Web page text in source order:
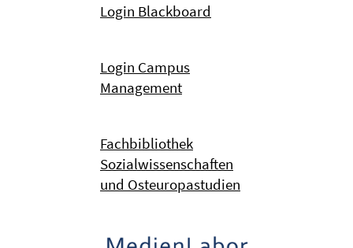
Login Blackboard
Login Campus
Management
Fachbibliothek
Sozialwissenschaften
und Osteuropastudien